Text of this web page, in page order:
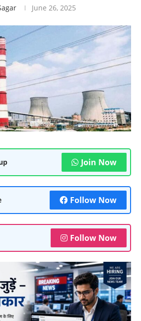
June 26, 2025
Join Now
Follow Now
Follow Now